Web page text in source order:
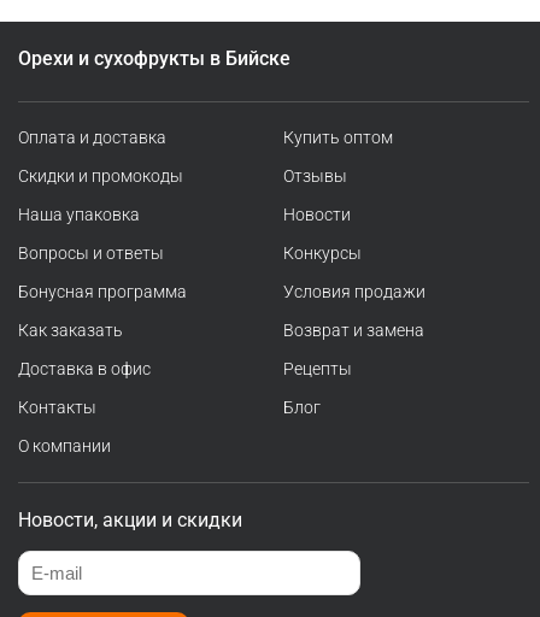
Орехи и сухофрукты в Бийске
Оплата и доставка
Скидки и промокоды
Наша упаковка
Вопросы и ответы
Бонусная программа
Как заказать
Доставка в офис
Контакты
О компании
Купить оптом
Отзывы
Новости
Конкурсы
Условия продажи
Возврат и замена
Рецепты
Блог
Новости, акции и скидки